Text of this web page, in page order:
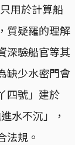
用於計算船
質疑羅的理解
深驗船官等其
缺少水密門會
四號」建於
水不沉」，
法規。